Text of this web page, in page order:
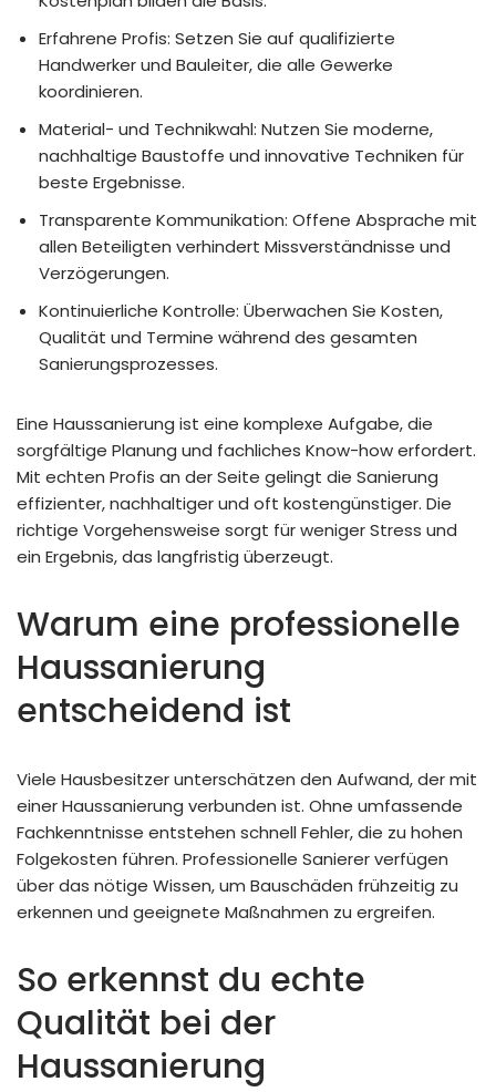
Erfahrene Profis: Setzen Sie auf qualifizierte
Handwerker und Bauleiter, die alle Gewerke
koordinieren.
Material- und Technikwahl: Nutzen Sie moderne,
nachhaltige Baustoffe und innovative Techniken für
beste Ergebnisse.
Transparente Kommunikation: Offene Absprache mit
allen Beteiligten verhindert Missverständnisse und
Verzögerungen.
Kontinuierliche Kontrolle: Überwachen Sie Kosten,
Qualität und Termine während des gesamten
Sanierungsprozesses.
Eine Haussanierung ist eine komplexe Aufgabe, die
sorgfältige Planung und fachliches Know-how erfordert.
Mit echten Profis an der Seite gelingt die Sanierung
effizienter, nachhaltiger und oft kostengünstiger. Die
richtige Vorgehensweise sorgt für weniger Stress und
ein Ergebnis, das langfristig überzeugt.
Warum eine professionelle
Haussanierung
entscheidend ist
Viele Hausbesitzer unterschätzen den Aufwand, der mit
einer Haussanierung verbunden ist. Ohne umfassende
Fachkenntnisse entstehen schnell Fehler, die zu hohen
Folgekosten führen. Professionelle Sanierer verfügen
über das nötige Wissen, um Bauschäden frühzeitig zu
erkennen und geeignete Maßnahmen zu ergreifen.
So erkennst du echte
Qualität bei der
Haussanierung